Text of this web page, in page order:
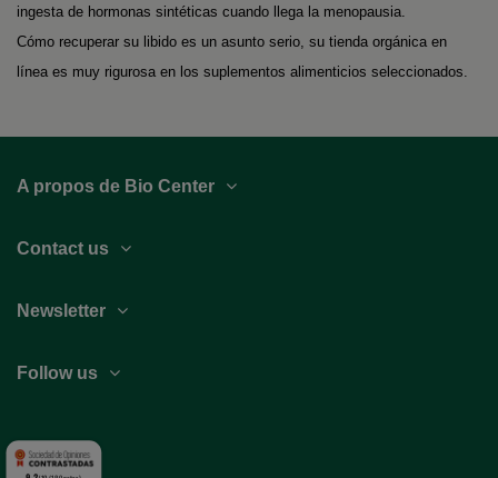
ingesta de hormonas sintéticas cuando llega la menopausia.
Cómo recuperar su libido es un asunto serio, su tienda orgánica en
línea es muy rigurosa en los suplementos alimenticios seleccionados.
A propos de Bio Center
Contact us
Follow us
Newsletter